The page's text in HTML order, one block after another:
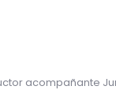
acompañante